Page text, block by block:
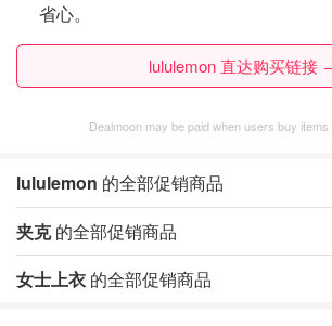
省心。
lululemon 直达购买链接
Dealmoon may be paid when users buy items
lululemon 的全部促销商品
夹克的全部促销商品
女士上衣 的全部促销商品